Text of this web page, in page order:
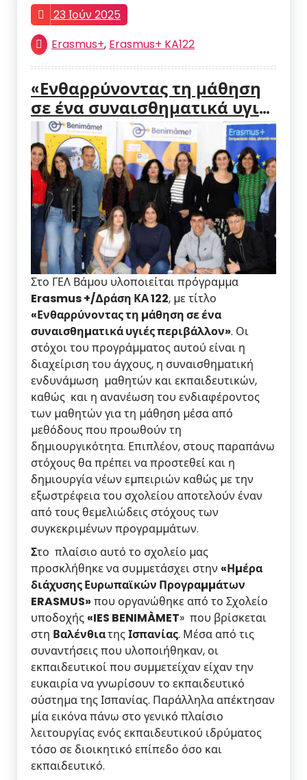
23 Ιούν 2025
Erasmus+, Erasmus+ KA122
«Ενθαρρύνοντας τη μάθηση
σε ένα συναισθηματικά υγιές
περιβάλλον» – Ηµέρα
διάχυσης Ευρωπαϊκών
Προγραµµάτων ERASMUS –
Βαλένθια, Ισπανία
Στο ΓΕΛ Βάµου υλοποιείται πρόγραµµα
Erasmus +/∆ράση ΚΑ 122, µε τίτλο
«Ενθαρρύνοντας τη µάθηση σε ένα
συναισθηµατικά υγιές περιβάλλον». Οι
στόχοι του προγράµµατος αυτού είναι η
διαχείριση του άγχους, η συναισθηµατική
ενδυνάµωση µαθητών και εκπαιδευτικών,
καθώς και η ανανέωση του ενδιαφέροντος
των µαθητών για τη µάθηση µέσα από
µεθόδους που προωθούν τη
δηµιουργικότητα. Επιπλέον, στους παραπάνω
στόχους θα πρέπει να προστεθεί και η
δηµιουργία νέων εµπειριών καθώς µε την
εξωστρέφεια του σχολείου αποτελούν έναν
από τους θεµελιώδεις στόχους των
συγκεκριµένων προγραµµάτων.
Στο πλαίσιο αυτό το σχολείο µας
προσκλήθηκε να συµµετάσχει στην «Ηµέρα
διάχυσης Ευρωπαϊκών Προγραµµάτων
ERASMUS» που οργανώθηκε από το Σχολείο
υποδοχής «IES BENIMÀMET» που βρίσκεται
στη ΒαλένθιατηςΙσπανίας. Μέσα από τις
συναντήσεις που υλοποιήθηκαν, οι
εκπαιδευτικοί που συµµετείχαν είχαν την
ευκαιρία να γνωρίσουν το εκπαιδευτικό
σύστηµα της Ισπανίας. Παράλληλα απέκτησαν
µία εικόνα πάνω στο γενικό πλαίσιο
λειτουργίας ενός εκπαιδευτικού ιδρύµατος
τόσο σε διοικητικό επίπεδο όσο και
εκπαιδευτικό.